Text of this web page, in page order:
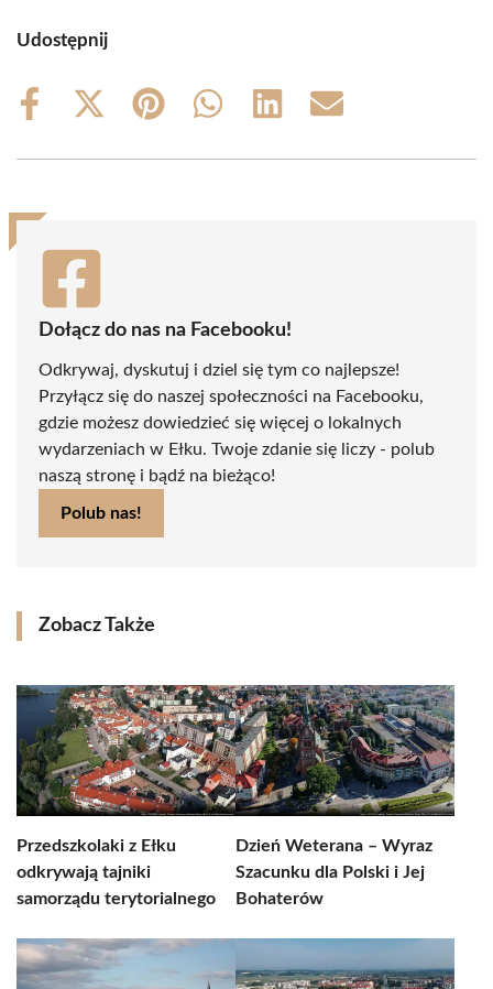
Udostępnij
Share
Share
(Twitter)
Share
Share
Share
Share
Dołącz do nas na Facebooku!
Odkrywaj, dyskutuj i dziel się tym co najlepsze!
Przyłącz się do naszej społeczności na Facebooku,
gdzie możesz dowiedzieć się więcej o lokalnych
wydarzeniach w Ełku. Twoje zdanie się liczy - polub
naszą stronę i bądź na bieżąco!
Polub nas!
Zobacz Także
Przedszkolaki z Ełku
odkrywają tajniki
samorządu terytorialnego
Dzień Weterana – Wyraz
Szacunku dla Polski i Jej
Bohaterów